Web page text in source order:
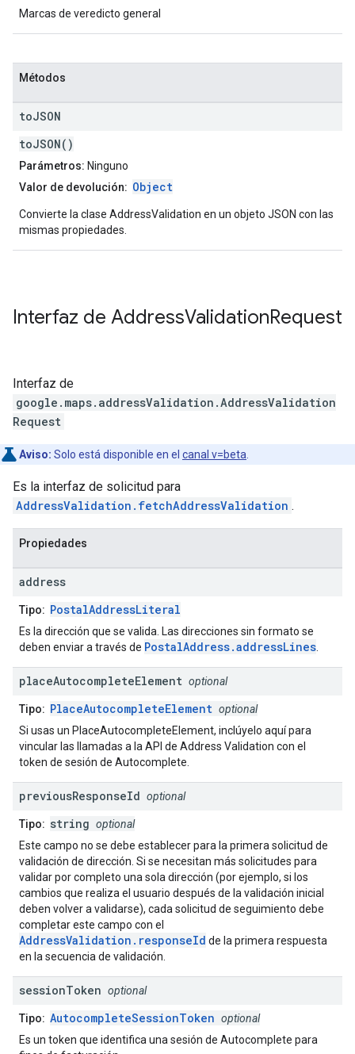
Marcas de veredicto general
Métodos
toJSON
toJSON()
Parámetros: Ninguno
Valor de devolución: Object
Convierte la clase AddressValidation en un objeto JSON con las
mismas propiedades.
Interfaz de AddressValidationRequest
Interfaz de
google.maps.addressValidation .AddressValidation
Request
Aviso: Solo está disponible en el canal v=beta
Es la interfaz de solicitud para
AddressValidation.fetchAddressValidation .
Propiedades
address
Tipo: PostalAddressLiteral
Es la dirección que se valida. Las direcciones sin formato se
deben enviar a través de PostalAddress.addressLines
placeAutocompleteElement optional
Tipo: PlaceAutocompleteElement optional
Si usas un PlaceAutocompleteElement, inclúyelo aquí para
vincular las llamadas a la API de Address Validation con el
token de sesión de Autocomplete.
previousResponseId optional
Tipo: string optional
Este campo no se debe establecer para la primera solicitud de
validación de dirección. Si se necesitan más solicitudes para
validar por completo una sola dirección (por ejemplo, si los
cambios que realiza el usuario después de la validación inicial
deben volver a validarse), cada solicitud de seguimiento debe
completar este campo con el
AddressValidation.responseId de la primera respuesta
en la secuencia de validación.
sessionToken optional
Tipo: AutocompleteSessionToken optional
Es un token que identifica una sesión de Autocomplete para